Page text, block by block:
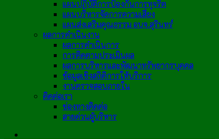
แผนปฏิบัติการป้องกันการทุจริต
แผนบริหารจัดการความเสี่ยง
แผนส่งเสริมคุณธรรม อบจ.สุรินทร์
ผลการดำเนินงาน
ผลการดำเนินการ
การติดตามประเมินผล
ผลการบริหารและพัฒนาทรัพยากรบุคคล
ข้อมูลเชิงสถิติการให้บริการ
งานตรวจสอบภายใน
ติดต่อเรา
ช่องทางติดต่อ
สายด่วนผู้บริหาร